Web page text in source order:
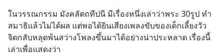
ในวรรณกรรม มังคลัตถทีปนี มีเรื่องหนึ่งเล่าว่าพระ 30รูป ทำ
สมาธิแล้วไม่ได้ผล แต่พอได้ยินเสียงเพลงขับของเด็กเลี้ยงวัว
จิตกลับหลุดพ้นสว่างโพลงขึ้นมาได้อย่างน่าประหลาด เรื่องนี้
เล่าเพื่อแสดงว่า